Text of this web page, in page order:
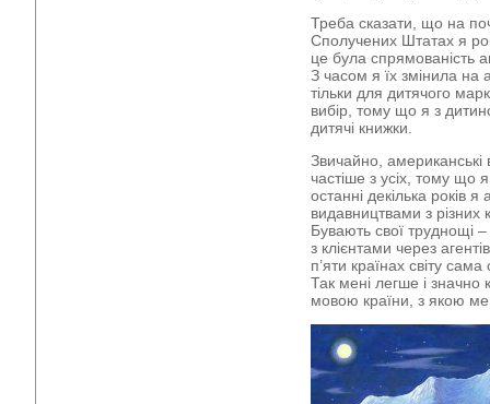
Треба сказати, що на
Сполучених Штатах я
це була спрямованість
З часом я їх змінила на
тільки для дитячого
вибір, тому що я з
дитячі книжки.
Звичайно,
частіше з усіх, тому що
останні декілька років
видавництвами з
Бувають свої труднощі
з клієнтами через
п’яти країнах світу
Так мені легше і
мовою країни, з якою